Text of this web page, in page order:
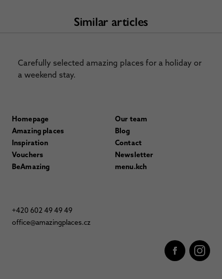
Similar articles
Carefully selected amazing places for a holiday or
a weekend stay.
Homepage
Amazing places
Inspiration
Vouchers
BeAmazing
Our team
Blog
Contact
Newsletter
menu.kch
+420 602 49 49 49
office@amazingplaces.cz